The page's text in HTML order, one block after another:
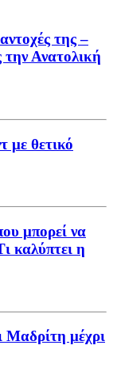
της –
την Ανατολική
με θετικό
μπορεί να
καλύπτει η
Μαδρίτη μέχρι